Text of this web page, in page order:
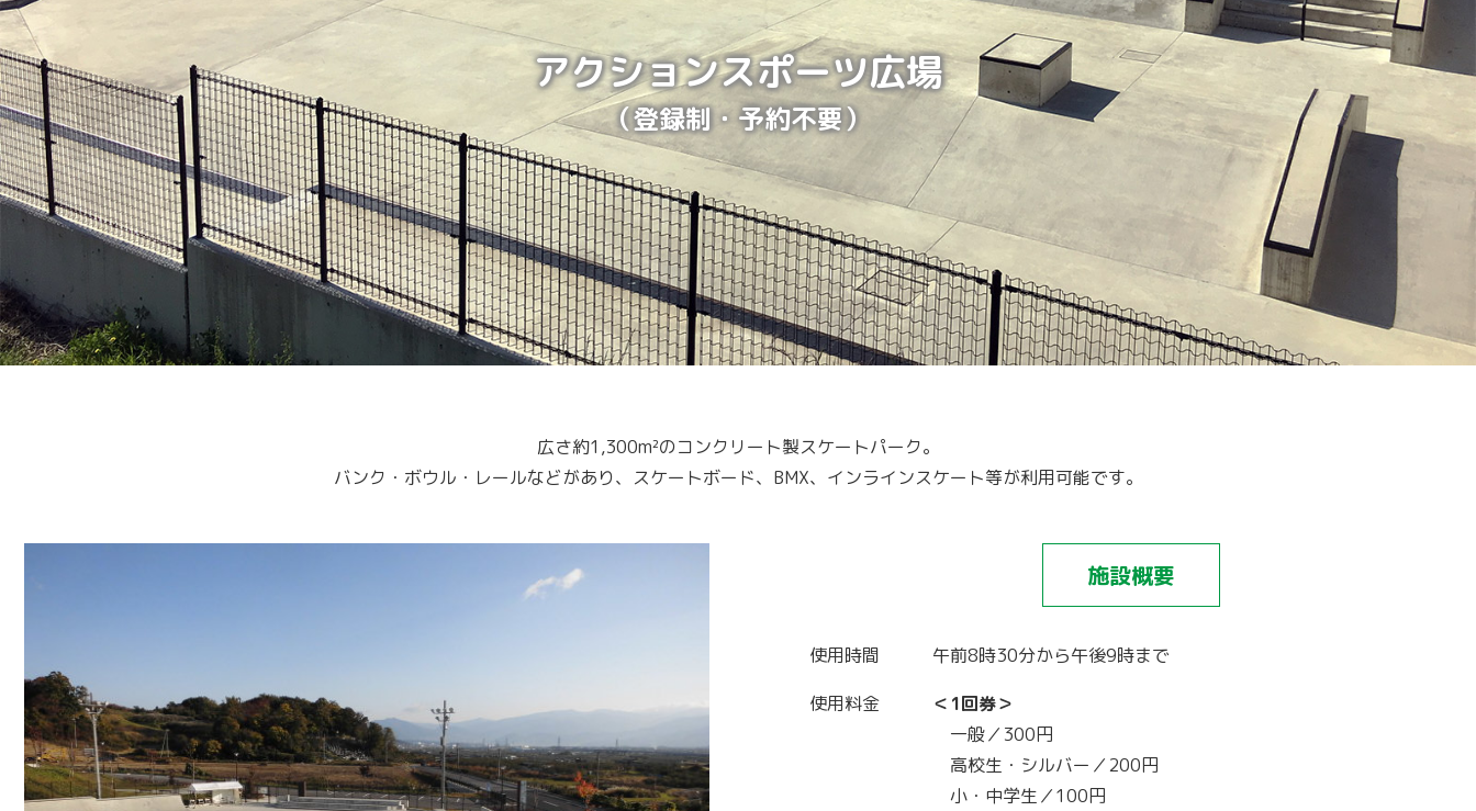
アクションスポーツ広場
（登録制・予約不要）
広さ約1,300m²のコンクリート製スケートパーク。
バンク・ボウル・レールなどがあり、スケートボード、BMX、インラインスケート等が利用可能です。
施設概要
使用時間
午前8時30分から午後9時まで
使用料金
＜1回券＞
一般／300円
高校生・シルバー／200円
小・中学生／100円